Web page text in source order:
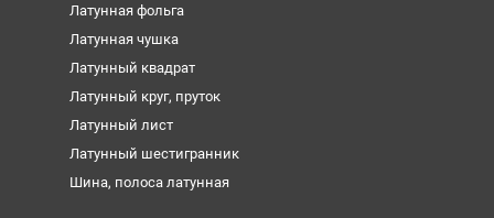
Латунная фольга
Латунная чушка
Латунный квадрат
Латунный круг, пруток
Латунный лист
Латунный шестигранник
Шина, полоса латунная